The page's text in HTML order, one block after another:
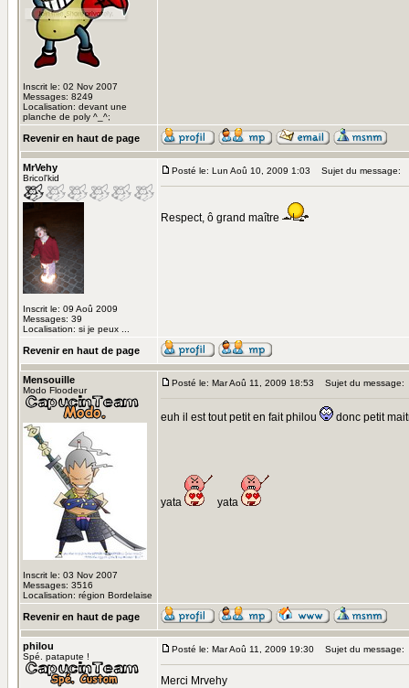
Inscrit le: 02 Nov 2007
Messages: 8249
Localisation: devant une
planche de poly ^_^;
Revenir en haut de page
MrVehy
Bricol'kid
Inscrit le: 09 Aoû 2009
Messages: 39
Localisation: si je peux ...
Posté le: Lun Aoû 10, 2009 1:03 Sujet du message:
Respect, ô grand maître
Revenir en haut de page
Mensouille
Modo Floodeur
Inscrit le: 03 Nov 2007
Messages: 3516
Localisation: région Bordelaise
Posté le: Mar Aoû 11, 2009 18:53 Sujet du message:
euh il est tout petit en fait philou donc petit
yata yata
Revenir en haut de page
philou
Spé. patapute !
Posté le: Mar Aoû 11, 2009 19:30 Sujet du message:
Merci Mrvehy